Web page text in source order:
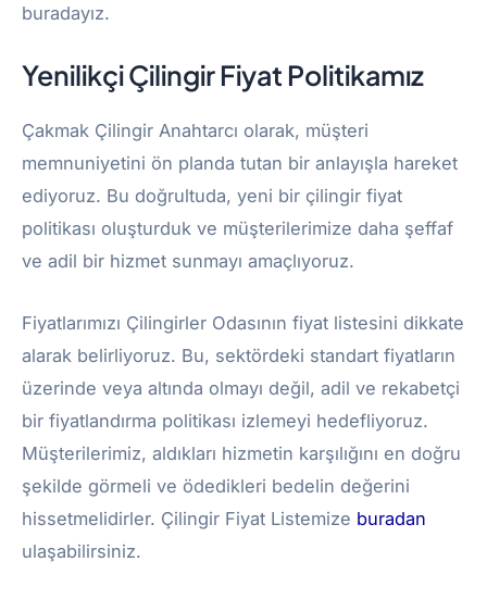
buradayız.
Yenilikçi Çilingir Fiyat Politikamız
Çakmak Çilingir Anahtarcı olarak, müşteri
memnuniyetini ön planda tutan bir anlayışla hareket
ediyoruz. Bu doğrultuda, yeni bir çilingir fiyat
politikası oluşturduk ve müşterilerimize daha şeffaf
ve adil bir hizmet sunmayı amaçlıyoruz.
Fiyatlarımızı Çilingirler Odasının fiyat listesini dikkate
alarak belirliyoruz. Bu, sektördeki standart fiyatların
üzerinde veya altında olmayı değil, adil ve rekabetçi
bir fiyatlandırma politikası izlemeyi hedefliyoruz.
Müşterilerimiz, aldıkları hizmetin karşılığını en doğru
şekilde görmeli ve ödedikleri bedelin değerini
hissetmelidirler. Çilingir Fiyat Listemize buradan
ulaşabilirsiniz.